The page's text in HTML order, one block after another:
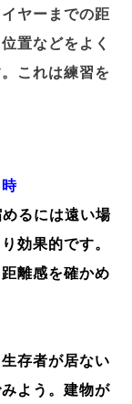
ヤーまでの距
置などをよく
これは練習を
るには遠い場
効果的です。
離感を確かめ
存者が居ない
よう。建物が